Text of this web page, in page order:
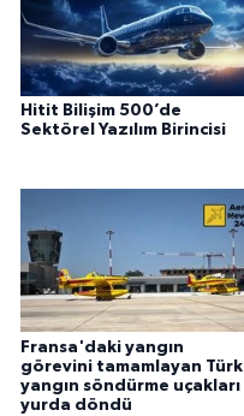
Hitit Bilişim 500’de
Sektörel Yazılım Birincisi
Fransa'daki yangın
görevini tamamlayan Türk
yangın söndürme uçakları
yurda döndü